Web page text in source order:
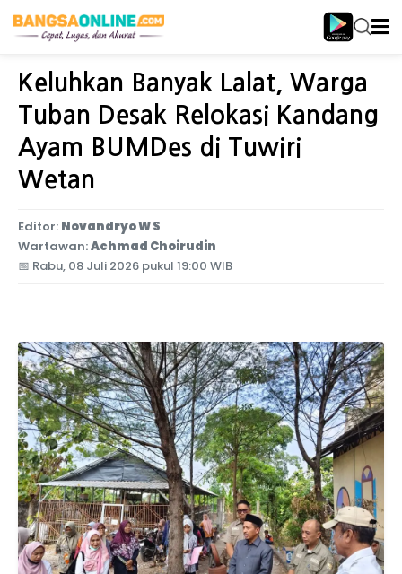
Home Jawa Timur
Keluhkan Banyak Lalat, Warga
Tuban Desak Relokasi Kandang
Ayam BUMDes di Tuwiri
Wetan
Editor: Novandryo W S
Wartawan:Achmad Choirudin
📅 Rabu, 08 Juli 2026 pukul 19:00 WIB